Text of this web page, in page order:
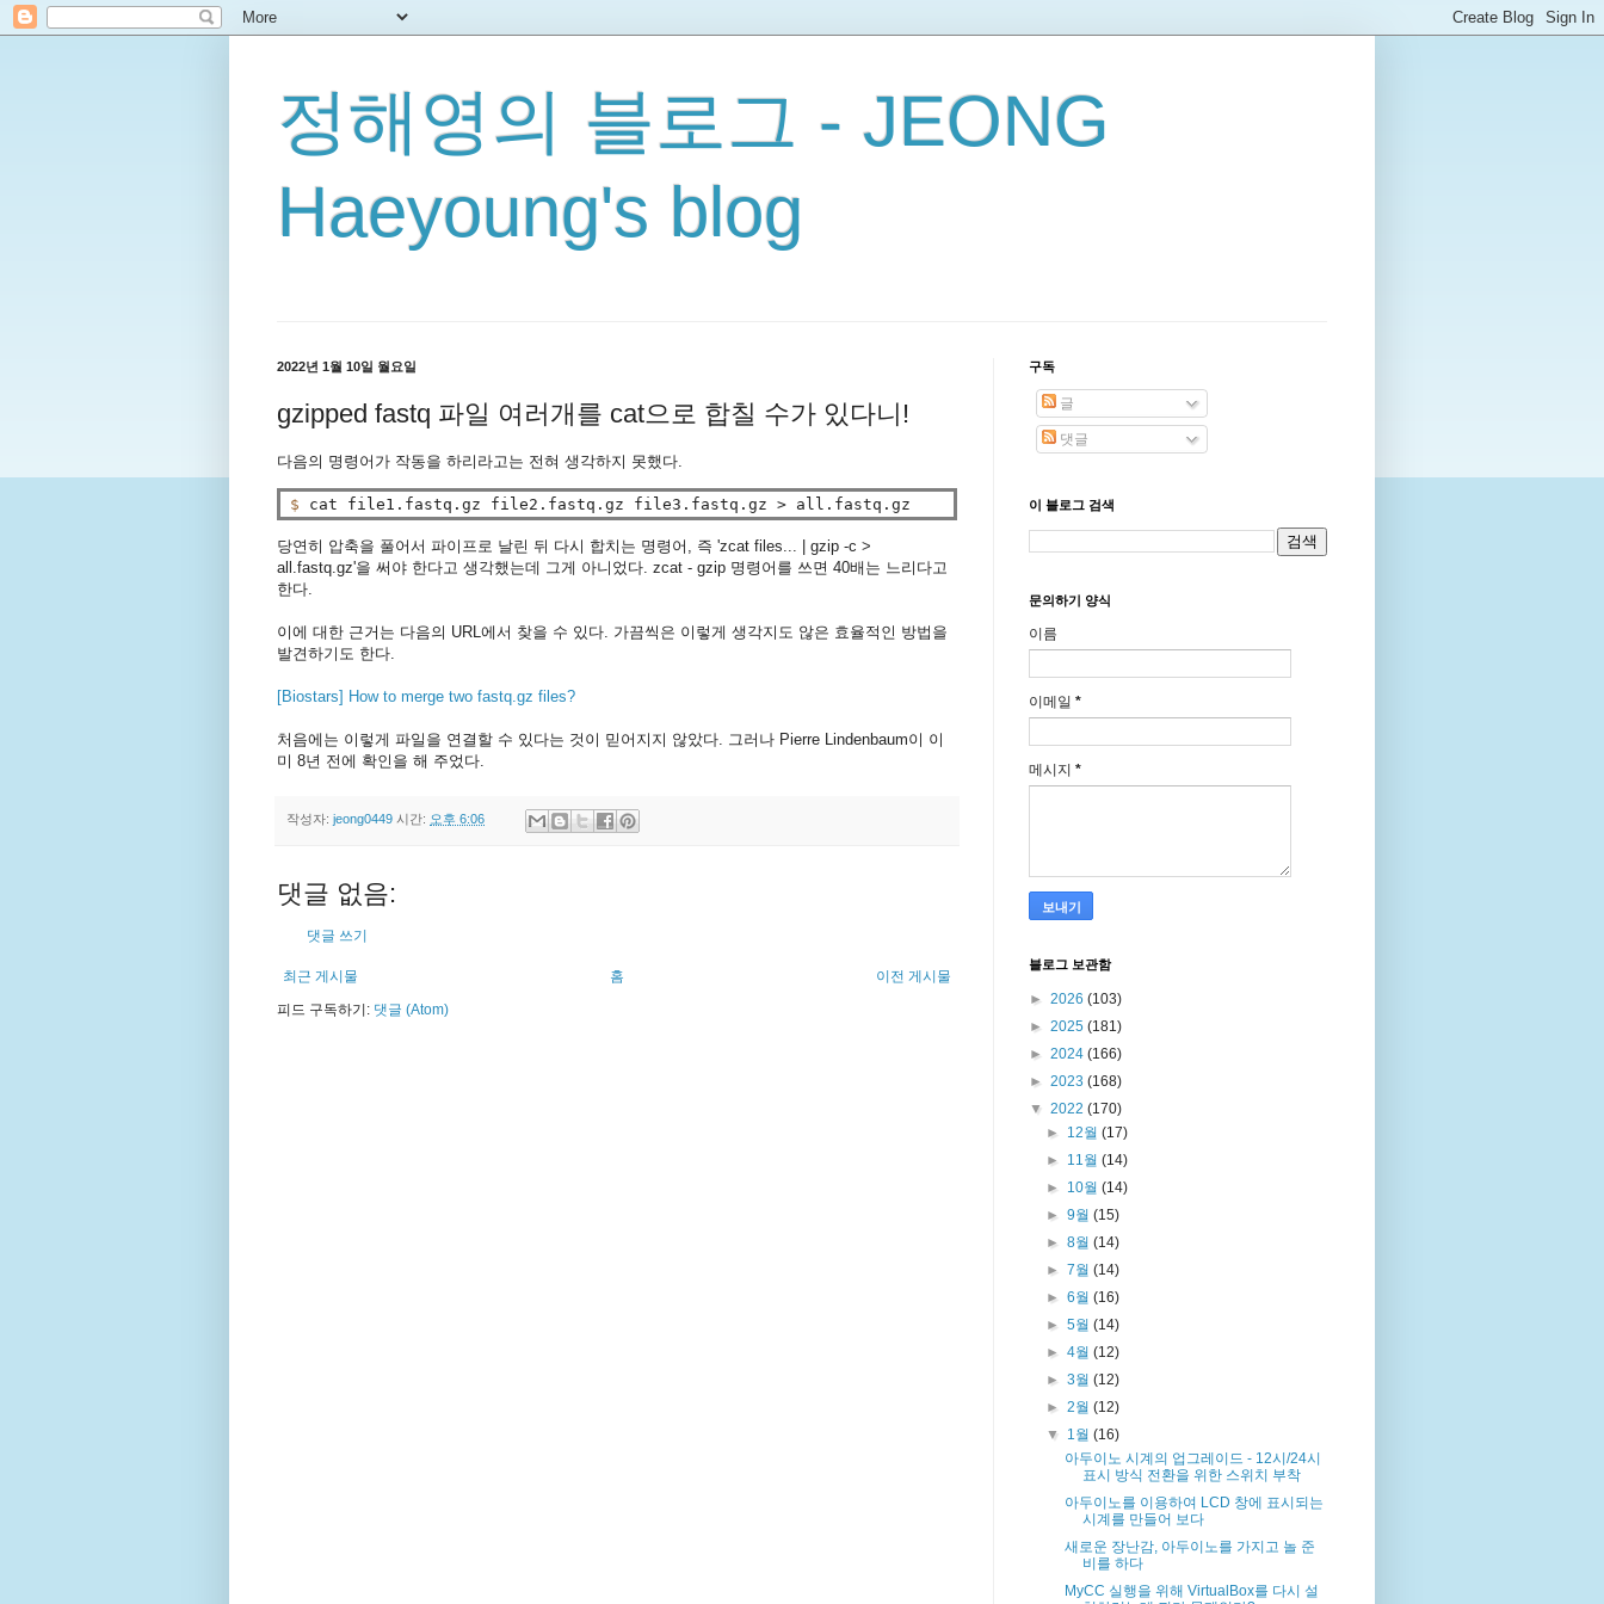
정해영의 블로그 - JEONG
Haeyoung's blog
2022년 1월 10일 월요일
gzipped fastq 파일 여러개를 cat으로 합칠 수가 있다니!
다음의 명령어가 작동을 하리라고는 전혀 생각하지 못했다.
$
당연히 압축을 풀어서 파이프로 날린 뒤 다시 합치는 명령어, 즉 'zcat files... | gzip -c >
all.fastq.gz'을 써야 한다고 생각했는데 그게 아니었다. zcat - gzip 명령어를 쓰면 40배는 느리다고
한다.
이에 대한 근거는 다음의 URL에서 찾을 수 있다. 가끔씩은 이렇게 생각지도 않은 효율적인 방법을
발견하기도 한다.
[Biostars] How to merge two fastq.gz files?
처음에는 이렇게 파일을 연결할 수 있다는 것이 믿어지지 않았다. 그러나 Pierre Lindenbaum이 이
미 8년 전에 확인을 해 주었다.
작성자: jeong0449 시간: 오후 6:06
댓글 없음:
댓글 쓰기
최근 게시물 이전 게시물
홈
피드 구독하기: 댓글 (Atom)
구독
글
댓글
이 블로그 검색
문의하기 양식
이름
이메일 *
메시지 *
블로그 보관함
► 2026 (103)
► 2025 (181)
► 2024 (166)
► 2023 (168)
▼ 2022 (170)
► 12월(17)
► 11월(14)
► 10월(14)
►9월(15)
►8월(14)
►7월(14)
►6월(16)
►5월(14)
►4월(12)
►3월(12)
►2월(12)
▼ 1월(16)
아두이노 시계의 업그레이드 - 12시/24시
표시 방식 전환을 위한 스위치 부착
아두이노를 이용하여 LCD 창에 표시되는
시계를 만들어 보다
새로운 장난감, 아두이노를 가지고 놀 준
비를 하다
MyCC 실행을 위해 VirtualBox를 다시 설